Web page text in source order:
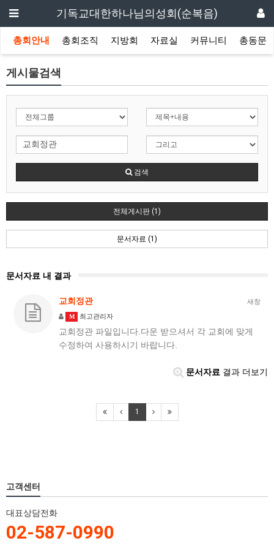
기독교대한하나님의성회(순복음)
총회안내 총회조직 지방회 자료실 커뮤니티 총동문
게시물검색
검색
전체게시판 (1)
문서자료 (1)
문서자료 내 결과
새창
교회정관
M 최고관리자
교회정관 파일입니다.다운 받으셔서 각 교회에 맞게
수정하여 사용하시기 바랍니다.
문서자료 결과 더보기
1
고객센터
대표상담전화
02-587-0990